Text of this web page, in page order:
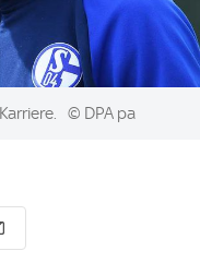
© DPA pa